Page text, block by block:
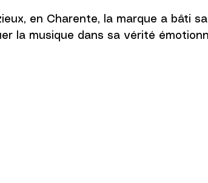
en Charente, la marque a bâti
la musique dans sa vérité